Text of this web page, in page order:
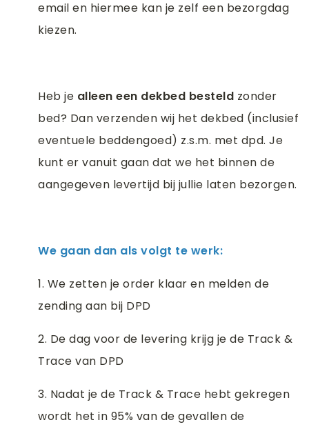
email en hiermee kan je zelf een bezorgdag
kiezen.
Heb je alleen een dekbed besteld zonder
bed? Dan verzenden wij het dekbed (inclusief
eventuele beddengoed) z.s.m. met dpd. Je
kunt er vanuit gaan dat we het binnen de
aangegeven levertijd bij jullie laten bezorgen.
We gaan dan als volgt te werk:
1. We zetten je order klaar en melden de
zending aan bij DPD
2. De dag voor de levering krijg je de Track &
Trace van DPD
3. Nadat je de Track & Trace hebt gekregen
wordt het in 95% van de gevallen de